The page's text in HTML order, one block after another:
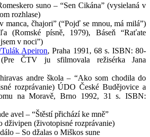
suno – “Sen Cikána” (vysielaná v
rozhlase)
manca, čhajori” (“Pojď se mnou, má milá”)
(Romské písně, 1979), Báseň “Raťate
v noci”)
Apeiron, Praha 1991, 68 s. ISBN: 80-
ČTV ju sfilmovala režisérka Jana
andre škola – “Ako som chodila do
rozprávanie) ÚDO České Budějovice a
na Moravě, Brno 1992, 31 s. ISBN:
avel – “Štěstí přichází ke mně”
(životopisné rozprávanie)
– So džalas o Miškos sune